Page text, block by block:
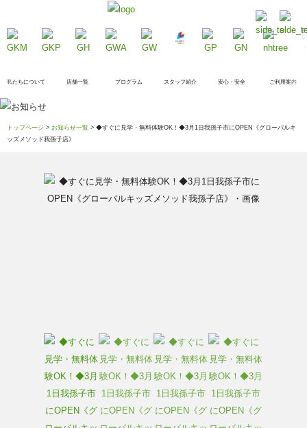
私たちについて 店舗一覧 プログラム スタッフ紹介 安心・安全 ご利用案内
トップページ > お知らせ一覧 > ◆すぐに見学・無料体験OK！◆3月1日我孫子市にOPEN《グローバルキ
ッズメソッド我孫子店》